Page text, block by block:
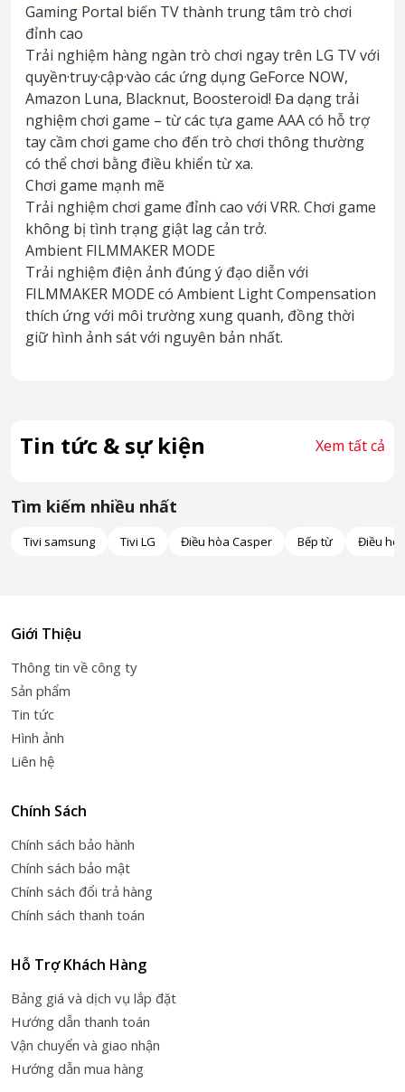
Gaming Portal biến TV thành trung tâm trò chơi
đỉnh cao
Trải nghiệm hàng ngàn trò chơi ngay trên LG TV với
quyền·truy·cập·vào các ứng dụng GeForce NOW,
Amazon Luna, Blacknut, Boosteroid! Đa dạng trải
nghiệm chơi game – từ các tựa game AAA có hỗ trợ
tay cầm chơi game cho đến trò chơi thông thường
có thể chơi bằng điều khiển từ xa.
Chơi game mạnh mẽ
Trải nghiệm chơi game đỉnh cao với VRR. Chơi game
không bị tình trạng giật lag cản trở.
Ambient FILMMAKER MODE
Trải nghiệm điện ảnh đúng ý đạo diễn với
FILMMAKER MODE có Ambient Light Compensation
thích ứng với môi trường xung quanh, đồng thời
giữ hình ảnh sát với nguyên bản nhất.
Tin tức & sự kiện Xem tất cả
Tìm kiếm nhiều nhất
Tivi samsung Tivi LG Điều hòa Casper Bếp từ Điều
Giới Thiệu
Thông tin về công ty
Sản phẩm
Tin tức
Hình ảnh
Liên hệ
Chính Sách
Chính sách bảo hành
Chính sách bảo mật
Chính sách đổi trả hàng
Chính sách thanh toán
Hỗ Trợ Khách Hàng
Bảng giá và dịch vụ lắp đặt
Hướng dẫn thanh toán
Vận chuyển và giao nhận
Hướng dẫn mua hàng